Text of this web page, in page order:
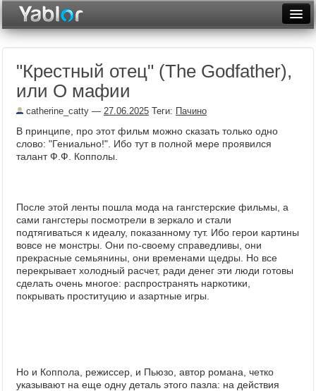
Неделя
Видеотоп
"Крестный отец" (The Godfather),
или О мафии
catherine_catty — 27.06.2025 Теги: Пачино
В принципе, про этот фильм можно сказать только одно
слово: "Гениально!". Ибо тут в полной мере проявился
талант Ф.Ф. Копполы.
После этой ленты пошла мода на гангстерские фильмы, а
сами гангстеры посмотрели в зеркало и стали
подтягиваться к идеалу, показанному тут. Ибо герои картины
вовсе не монстры. Они по-своему справедливы, они
прекрасные семьянины, они временами щедры. Но все
перекрывает холодный расчет, ради денег эти люди готовы
сделать очень многое: распространять наркотики,
покрывать проституцию и азартные игры.
Но и Коппола, режиссер, и Пьюзо, автор романа, четко
указывают на еще одну деталь этого пазла: на действия